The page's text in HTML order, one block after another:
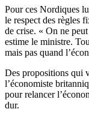
Pour ces Nordiques
le respect des règles
de crise. « On ne
estime le ministre.
mais pas quand
Des propositions qui
l’économiste
pour relancer
dur.